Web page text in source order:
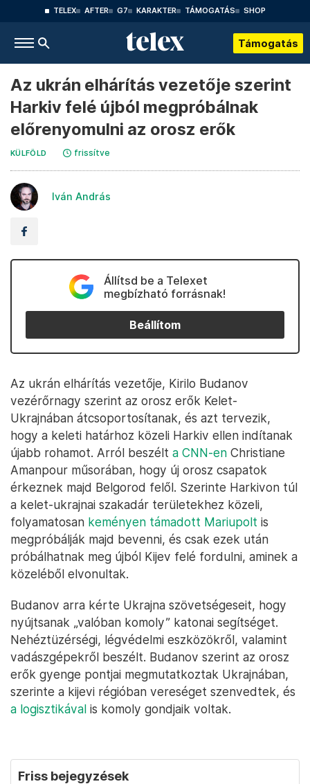
TELEX AFTER G7 KARAKTER TÁMOGATÁS SHOP
Támogatás
Az ukrán elhárítás vezetője szerint
Harkiv felé újból megpróbálnak
előrenyomulni az orosz erők
KÜLFÖLD frissítve
Iván András
Állítsd be a Telexet
megbízható forrásnak!
Beállítom
Az ukrán elhárítás vezetője, Kirilo Budanov
vezérőrnagy szerint az orosz erők Kelet-
Ukrajnában átcsoportosítanak, és azt tervezik,
hogy a keleti határhoz közeli Harkiv ellen indítanak
újabb rohamot. Arról beszélt a CNN-en Christiane
Amanpour műsorában, hogy új orosz csapatok
érkeznek majd Belgorod felől. Szerinte Harkivon túl
a kelet-ukrajnai szakadár területekhez közeli,
folyamatosan keményen támadott Mariupolt is
megpróbálják majd bevenni, és csak ezek után
próbálhatnak meg újból Kijev felé fordulni, aminek a
közeléből elvonultak.
Budanov arra kérte Ukrajna szövetségeseit, hogy
nyújtsanak „valóban komoly” katonai segítséget.
Nehéztüzérségi, légvédelmi eszközökről, valamint
vadászgépekről beszélt. Budanov szerint az orosz
erők gyenge pontjai megmutatkoztak Ukrajnában,
szerinte a kijevi régióban vereséget szenvedtek, és
a logisztikával is komoly gondjaik voltak.
Friss bejegyzések